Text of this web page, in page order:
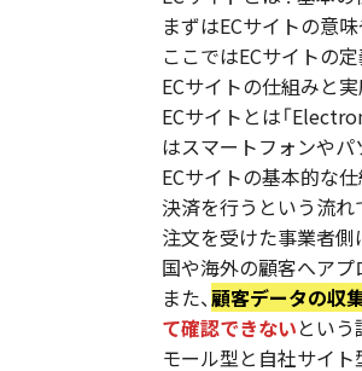
まずはECサイトの意
ここではECサイトの
ECサイトの仕組みと
ECサイトとは「
はスマートフォンやパ
ECサイトの基本的な
決済を行うという流れ
注文を受けた事業者側
国や海外の顧客へアプ
また、顧客データの収
て確認できないとい
モール型と自社サイト